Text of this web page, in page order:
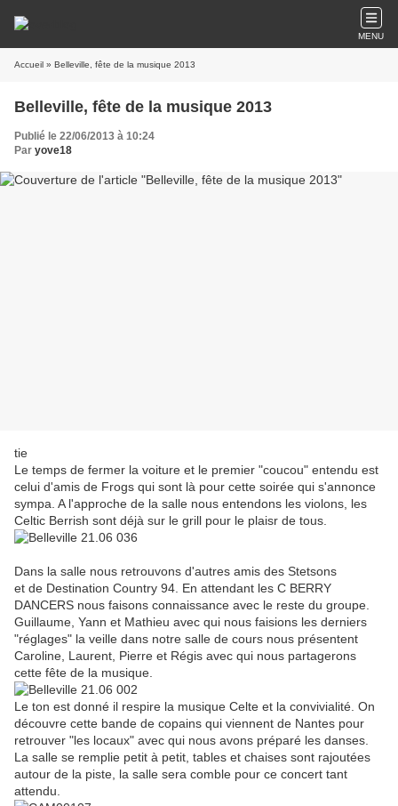
MENU
Accueil » Belleville, fête de la musique 2013
Belleville, fête de la musique 2013
Publié le 22/06/2013 à 10:24
Par yove18
tie
Le temps de fermer la voiture et le premier "coucou" entendu est
celui d'amis de Frogs qui sont là pour cette soirée qui s'annonce
sympa. A l'approche de la salle nous entendons les violons, les
Celtic Berrish sont déjà sur le grill pour le plaisr de tous.
Dans la salle nous retrouvons d'autres amis des Stetsons
et de Destination Country 94. En attendant les C BERRY
DANCERS nous faisons connaissance avec le reste du groupe.
Guillaume, Yann et Mathieu avec qui nous faisions les derniers
"réglages" la veille dans notre salle de cours nous présentent
Caroline, Laurent, Pierre et Régis avec qui nous partagerons
cette fête de la musique.
Le ton est donné il respire la musique Celte et la convivialité. On
découvre cette bande de copains qui viennent de Nantes pour
retrouver "les locaux" avec qui nous avons préparé les danses.
La salle se remplie petit à petit, tables et chaises sont rajoutées
autour de la piste, la salle sera comble pour ce concert tant
attendu.